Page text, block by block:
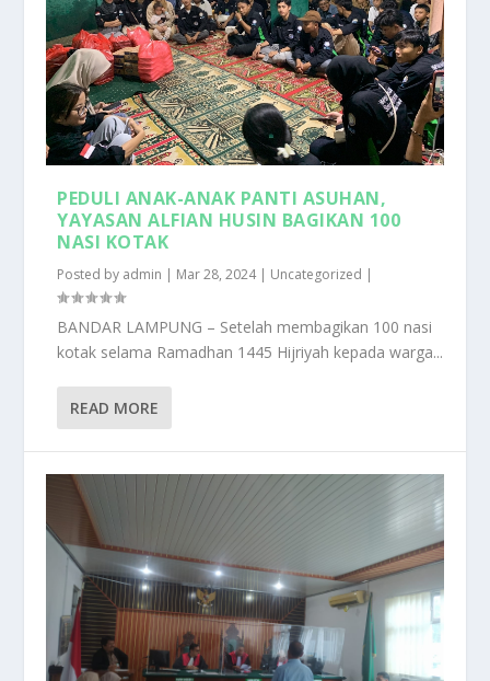
PEDULI ANAK-ANAK PANTI ASUHAN,
YAYASAN ALFIAN HUSIN BAGIKAN 100
NASI KOTAK
Posted by admin | Mar 28, 2024| Uncategorized |
BANDAR LAMPUNG – Setelah membagikan 100 nasi
kotak selama Ramadhan 1445 Hijriyah kepada warga...
READ MORE